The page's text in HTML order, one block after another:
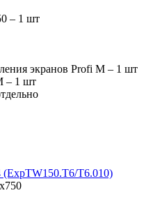
– 1 шт
экранов Profi M – 1 шт
– 1 шт
(ExpTW150.T6/T6.010)